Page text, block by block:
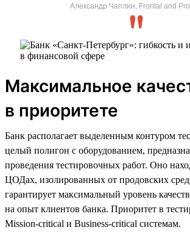
Александр Чаплин, Frontal and
Максимальное
в приоритете
Банк располагает выделенным контуром
целый полигон с оборудованием,
проведения тестировочных работ. Оно
ЦОДах, изолированных от продовских
гарантирует максимальный уровень
на опыт клиентов банка. Приоритет в
Mission-critical и Business-critical системам.